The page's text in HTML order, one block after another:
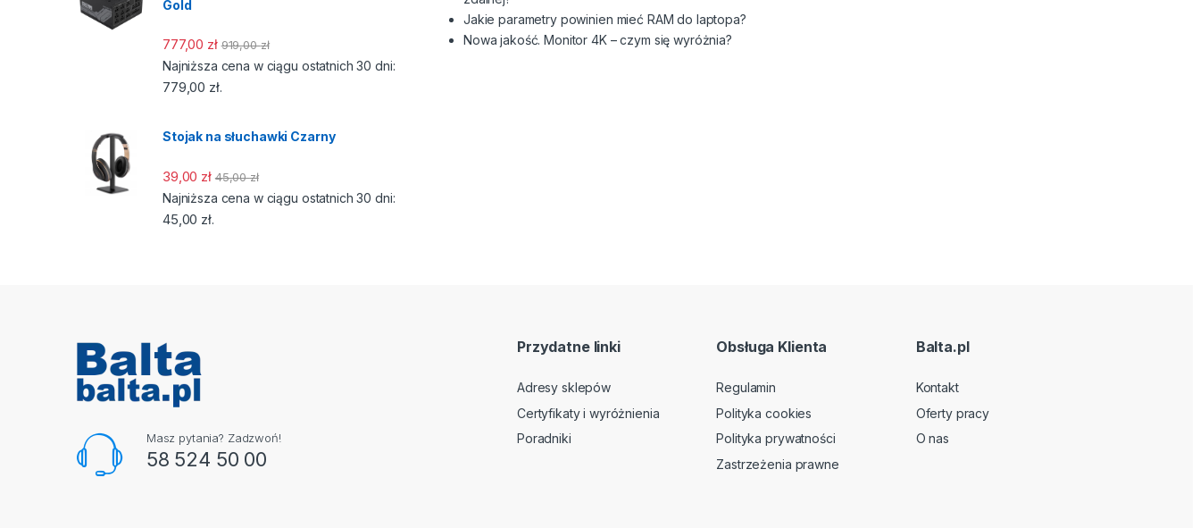
Gold
777,00 zł 919,00zł
Najniższa cena w ciągu ostatnich 30 dni:
779,00 zł.
Stojak na słuchawki Czarny
39,00 zł 45,00zł
Najniższa cena w ciągu ostatnich 30 dni:
45,00 zł.
Jakie parametry powinien mieć RAM do laptopa?
Nowa jakość. Monitor 4K – czym się wyróżnia?
Masz pytania? Zadzwoń!
58 524 50 00
Przydatne linki
Adresy sklepów
Certyfikaty i wyróżnienia
Poradniki
Obsługa Klienta
Regulamin
Polityka cookies
Polityka prywatności
Zastrzeżenia prawne
Balta.pl
Kontakt
Oferty pracy
O nas